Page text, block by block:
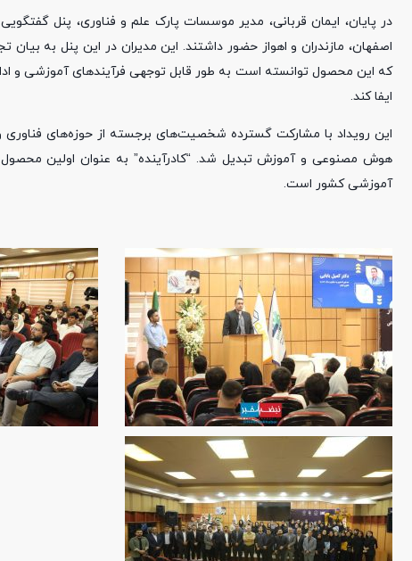
در پایان، ایمان قربانی، مدیر موسسات پارک علم و فناوری، پنل
اصفهان، مازندران و اهواز حضور داشتند. این مدیران در این پنل به بیان
که این محصول توانسته است به طور قابل توجهی فرآیندهای آموزشی و
ایفا کند.
این رویداد با مشارکت گسترده شخصیت‌های برجسته از حوزه‌های فناوری و
هوش مصنوعی و آموزش تبدیل شد. “کادرآینده” به عنوان اولین
آموزشی کشور است.